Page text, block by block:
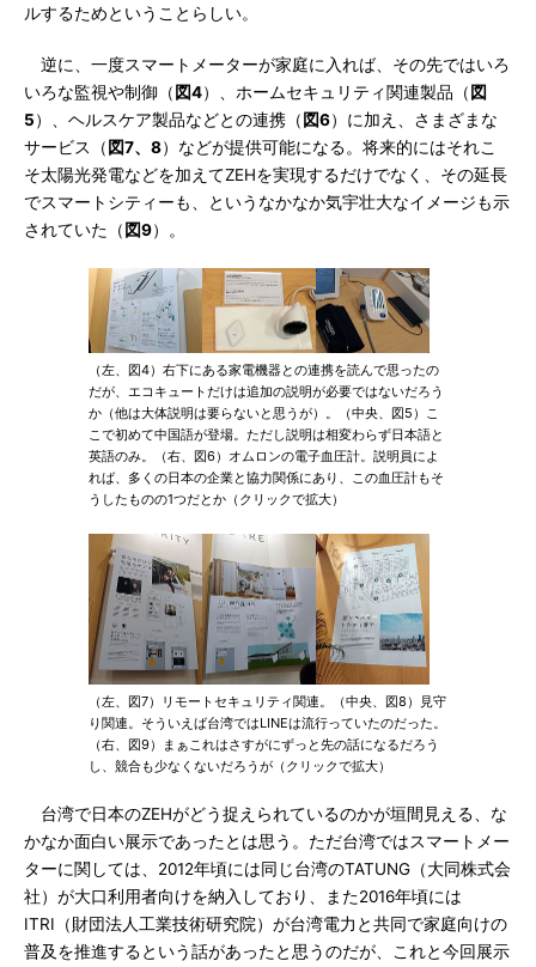
ルするためということらしい。
逆に、一度スマートメーターが家庭に入れば、その先ではいろ
いろな監視や制御（ 図4）、ホームセキュリティ関連製品（ 図
5）、ヘルスケア製品などとの連携（ 図6）に加え、さまざまな
サービス（ 図7、8）などが提供可能になる。将来的にはそれこ
そ太陽光発電などを加えてZEHを実現するだけでなく、その延長
でスマートシティーも、というなかなか気宇壮大なイメージも示
されていた（ 図9）。
（左、図4）右下にある家電機器との連携を読んで思ったの
だが、エコキュートだけは追加の説明が必要ではないだろう
か（他は大体説明は要らないと思うが）。（中央、図5）こ
こで初めて中国語が登場。ただし説明は相変わらず日本語と
英語のみ。（右、図6）オムロンの電子血圧計。説明員によ
れば、多くの日本の企業と協力関係にあり、この血圧計もそ
うしたものの1つだとか（クリックで拡大）
（左、図7）リモートセキュリティ関連。（中央、図8）見守
り関連。そういえば台湾ではLINEは流行っていたのだった。
（右、図9）まぁこれはさすがにずっと先の話になるだろう
し、競合も少なくないだろうが（クリックで拡大）
台湾で日本のZEHがどう捉えられているのかが垣間見える、な
かなか面白い展示であったとは思う。ただ台湾ではスマートメー
ターに関しては、2012年頃には同じ台湾のTATUNG（大同株式会
社）が大口利用者向けを納入しており、また2016年頃には
ITRI（財団法人工業技術研究院）が台湾電力と共同で家庭向けの
普及を推進するという話があったと思うのだが、これと今回展示